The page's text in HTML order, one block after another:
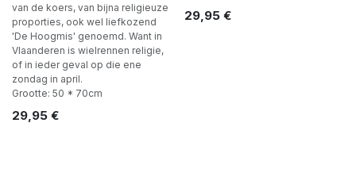
van de koers, van bijna religieuze
proporties, ook wel liefkozend
'De Hoogmis' genoemd. Want in
Vlaanderen is wielrennen religie,
of in ieder geval op die ene
zondag in april.
Grootte: 50 * 70cm
29,95 €
29,95€